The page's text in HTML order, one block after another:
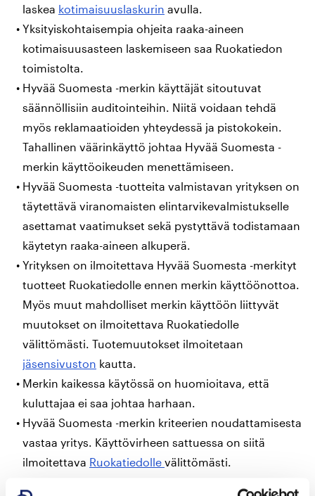
laskea kotimaisuuslaskurin avulla.
Yksityiskohtaisempia ohjeita raaka-aineen
kotimaisuusasteen laskemiseen saa Ruokatiedon
toimistolta.
Hyvää Suomesta -merkin käyttäjät sitoutuvat
säännöllisiin auditointeihin. Niitä voidaan tehdä
myös reklamaatioiden yhteydessä ja pistokokein.
Tahallinen väärinkäyttö johtaa Hyvää Suomesta -
merkin käyttöoikeuden menettämiseen.
Hyvää Suomesta -tuotteita valmistavan yrityksen on
täytettävä viranomaisten elintarvikevalmistukselle
asettamat vaatimukset sekä pystyttävä todistamaan
käytetyn raaka-aineen alkuperä.
Yrityksen on ilmoitettava Hyvää Suomesta -merkityt
tuotteet Ruokatiedolle ennen merkin käyttöönottoa.
Myös muut mahdolliset merkin käyttöön liittyvät
muutokset on ilmoitettava Ruokatiedolle
välittömästi. Tuotemuutokset ilmoitetaan
jäsensivuston kautta.
Merkin kaikessa käytössä on huomioitava, että
kuluttajaa ei saa johtaa harhaan.
Hyvää Suomesta -merkin kriteerien noudattamisesta
vastaa yritys. Käyttövirheen sattuessa on siitä
ilmoitettava Ruokatiedolle välittömästi.